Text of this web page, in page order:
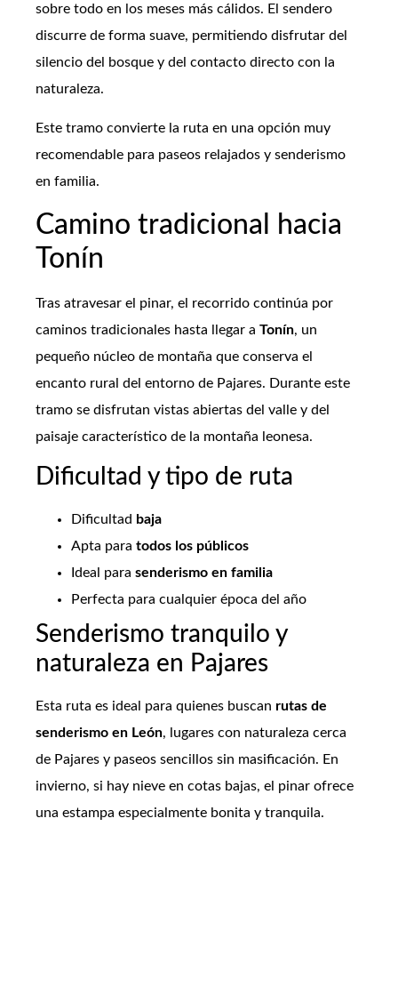
sobre todo en los meses más cálidos. El sendero
discurre de forma suave, permitiendo disfrutar del
silencio del bosque y del contacto directo con la
naturaleza.
Este tramo convierte la ruta en una opción muy
recomendable para paseos relajados y senderismo
en familia.
Camino tradicional hacia
Tonín
Tras atravesar el pinar, el recorrido continúa por
caminos tradicionales hasta llegar a Tonín, un
pequeño núcleo de montaña que conserva el
encanto rural del entorno de Pajares. Durante este
tramo se disfrutan vistas abiertas del valle y del
paisaje característico de la montaña leonesa.
Dificultad y tipo de ruta
Dificultad baja
Apta para todos los públicos
Ideal para senderismo en familia
Perfecta para cualquier época del año
Senderismo tranquilo y
naturaleza en Pajares
Esta ruta es ideal para quienes buscan rutas de
senderismo en León, lugares con naturaleza cerca
de Pajares y paseos sencillos sin masificación. En
invierno, si hay nieve en cotas bajas, el pinar ofrece
una estampa especialmente bonita y tranquila.